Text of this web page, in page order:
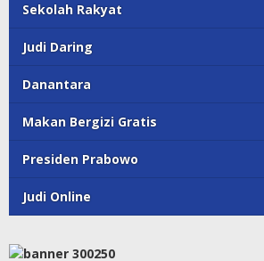
Sekolah Rakyat
Judi Daring
Danantara
Makan Bergizi Gratis
Presiden Prabowo
Judi Online